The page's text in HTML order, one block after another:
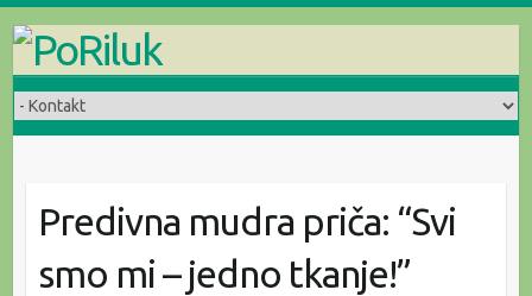
content
Predivna mudra priča: “Svi
smo mi – jedno tkanje!”